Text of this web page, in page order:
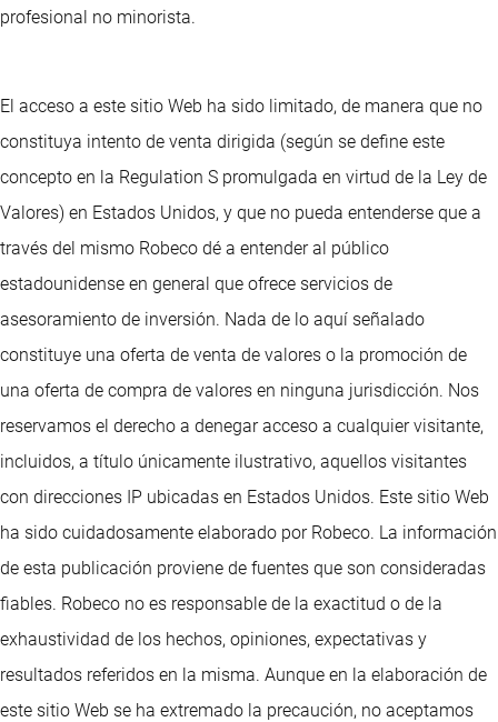
profesional no minorista.
El acceso a este sitio Web ha sido limitado, de manera que no
constituya intento de venta dirigida (según se define este
concepto en la Regulation S promulgada en virtud de la Ley de
Valores) en Estados Unidos, y que no pueda entenderse que a
través del mismo Robeco dé a entender al público
estadounidense en general que ofrece servicios de
asesoramiento de inversión. Nada de lo aquí señalado
constituye una oferta de venta de valores o la promoción de
una oferta de compra de valores en ninguna jurisdicción. Nos
reservamos el derecho a denegar acceso a cualquier visitante,
incluidos, a título únicamente ilustrativo, aquellos visitantes
con direcciones IP ubicadas en Estados Unidos. Este sitio Web
ha sido cuidadosamente elaborado por Robeco. La información
de esta publicación proviene de fuentes que son consideradas
fiables. Robeco no es responsable de la exactitud o de la
exhaustividad de los hechos, opiniones, expectativas y
resultados referidos en la misma. Aunque en la elaboración de
este sitio Web se ha extremado la precaución, no aceptamos